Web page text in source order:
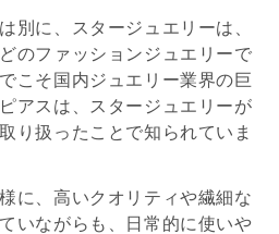
別に、スタージュエリーは、
のファッションジュエリーで
こそ国内ジュエリー業界の巨
アスは、スタージュエリーが
り扱ったことで知られていま
に、高いクオリティや繊細な
いながらも、日常的に使いや